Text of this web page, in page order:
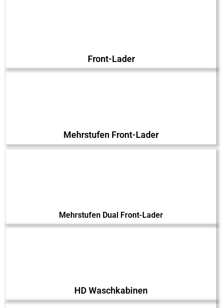
Front-Lader
Mehrstufen Front-Lader
Mehrstufen Dual Front-Lader
HD Waschkabinen